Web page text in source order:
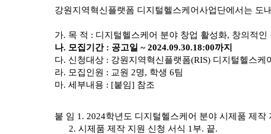
강원지역혁신플랫폼 디지털헬스케어사업단에서는 도
가. 목 적 : 디지털헬스케어 분야 창업 활성화, 창의적
나. 모집기간 : 공고일 ~ 2024.09.30.18:00까지
다. 신청대상 : 강원지역혁신플랫폼(RIS) 디지털헬스
라. 모집인원 : 교원 2명, 학생 6팀
마. 세부내용 : [붙임] 참조
붙 임 1. 2024학년도 디지털헬스케어 분야 시제품 제작
2. 시제품 제작 지원 신청 서식 1부. 끝.